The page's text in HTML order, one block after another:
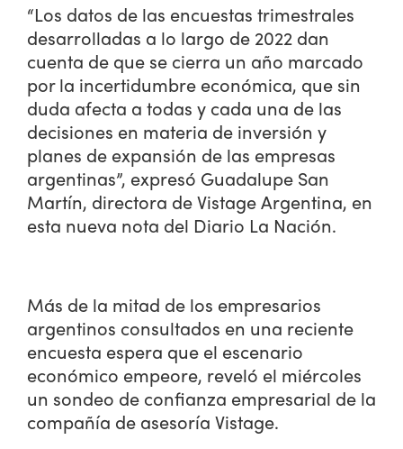
“Los datos de las encuestas trimestrales
desarrolladas a lo largo de 2022 dan
cuenta de que se cierra un año marcado
por la incertidumbre económica, que sin
duda afecta a todas y cada una de las
decisiones en materia de inversión y
planes de expansión de las empresas
argentinas”, expresó Guadalupe San
Martín, directora de Vistage Argentina, en
esta nueva nota del Diario La Nación.
Más de la mitad de los empresarios
argentinos consultados en una reciente
encuesta espera que el escenario
económico empeore, reveló el miércoles
un sondeo de confianza empresarial de la
compañía de asesoría Vistage.